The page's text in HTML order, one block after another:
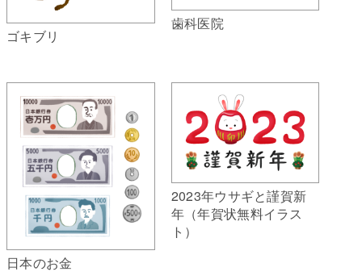
ゴキブリ
歯科医院
日本のお金
2023年ウサギと謹賀新
年（年賀状無料イラス
ト）